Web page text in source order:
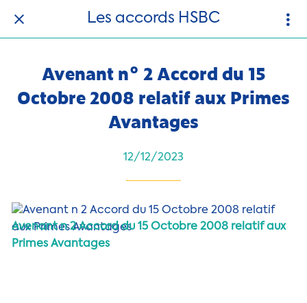
Les accords HSBC
Avenant n° 2 Accord du 15
Octobre 2008 relatif aux Primes
Avantages
12/12/2023
Avenant n 2 Accord du 15 Octobre 2008 relatif aux
Primes Avantages